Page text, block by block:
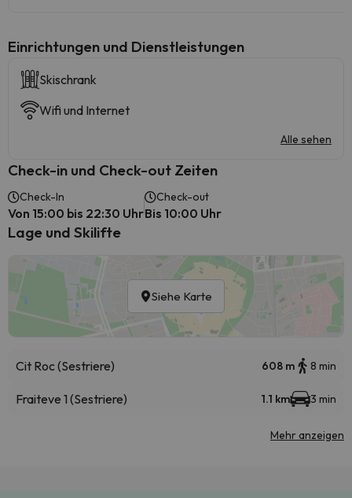
​Einrichtungen und Dienstleistungen
Skischrank
Wifi und Internet
Alle sehen
Check-in und Check-out Zeiten
Check-In
Von 15:00 bis 22:30 Uhr
Check-out
Bis 10:00 Uhr
Lage und Skilifte
Siehe Karte
Cit Roc (Sestriere) 608 m 8 min
Fraiteve 1 (Sestriere) 1.1 km 3 min
Mehr anzeigen